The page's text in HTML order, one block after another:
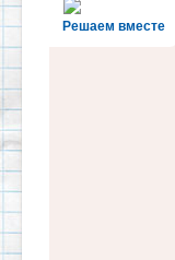
Решаем вместе